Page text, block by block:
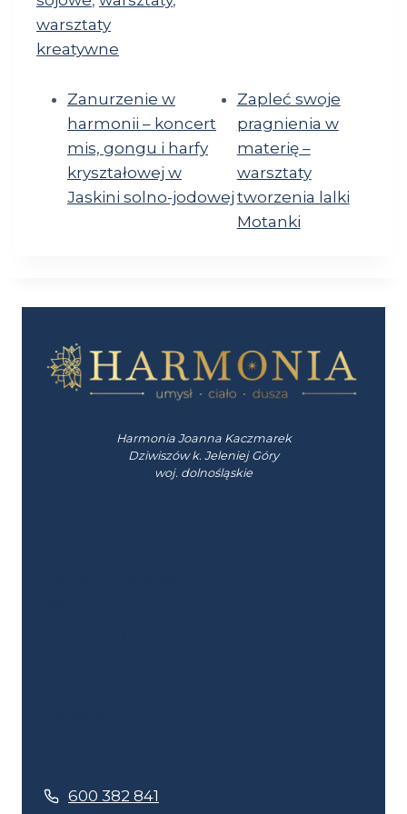
warsztaty
kreatywne
Zanurzenie w
harmonii – koncert
mis, gongu i harfy
kryształowej w
Jaskini solno-jodowej
Zapleć swoje
pragnienia w
materię –
warsztaty
tworzenia lalki
Motanki
Harmonia Joanna Kaczmarek
Dziwiszów k. Jeleniej Góry
woj. dolnośląskie
600 382 841